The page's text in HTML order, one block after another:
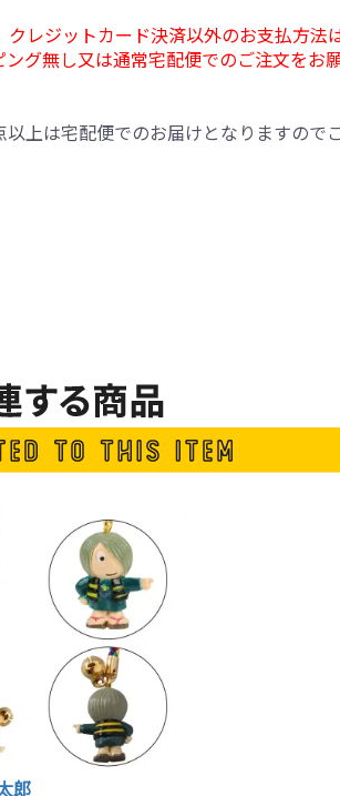
レジットカード決済以外のお支払方
グ無し又は通常宅配便でのご注文をお願
上は宅配便でのお届けとなりますので
郎